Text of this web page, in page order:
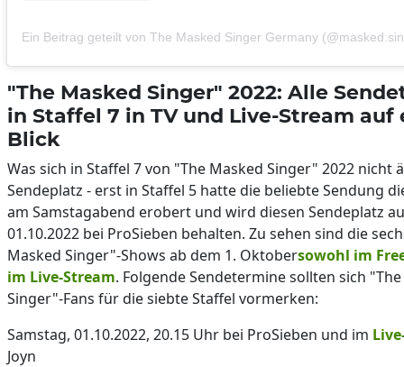
Ein Beitrag geteilt von The Masked Singer Germany
"The Masked Singer" 2022: Alle
in Staffel 7 in TV und Live-Stream auf
Blick
Was sich in Staffel 7 von "The Masked Singer" 2022 nicht
Sendeplatz - erst in Staffel 5 hatte die beliebte Sendung
am Samstagabend erobert und wird diesen Sendeplatz
01.10.2022 bei ProSieben behalten. Zu sehen sind die
Masked Singer"-Shows ab dem 1. Oktobersowohl im
im Live-Stream. Folgende Sendetermine sollten sich
Singer"-Fans für die siebte Staffel vormerken:
Samstag, 01.10.2022, 20.15 Uhr bei ProSieben und im
Joyn